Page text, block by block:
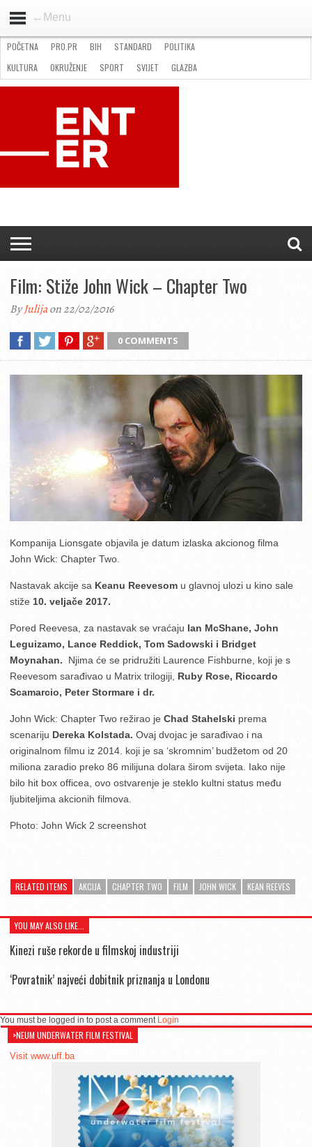
←Menu
STANDARD
GOSPODARSTVO
OKRUŽENJE
POČETNA PRO.PR BIH STANDARD
POLITIKA
KULTURA
OKRUŽENJE SPORT SVIJET
GLAZBA
NATJEČAJI
FILMING LOCATION IN BH KONTAKT
Film: Stiže John Wick – Chapter Two
ByJulijaon 22/02/2016
0 COMMENTS
Kompanija Lionsgate objavila je datum izlaska akcionog filma
John Wick: Chapter Two.
Nastavak akcije sa Keanu Reevesom u glavnoj ulozi u kino sale
stiže 10. veljače 2017.
Pored Reevesa, za nastavak se vraćaju Ian McShane, John
Leguizamo, Lance Reddick, Tom Sadowski i Bridget
Moynahan.
Njima će se pridružiti Laurence Fishburne, koji je s
Reevesom sarađivao u Matrix trilogiji, Ruby Rose, Riccardo
Scamarcio, Peter Stormare i dr.
John Wick: Chapter Two režirao je Chad Stahelski prema
scenariju Dereka Kolstada. Ovaj dvojac je sarađivao i na
originalnom filmu iz 2014. koji je sa ‘skromnim’ budžetom od 20
miliona zaradio preko 86 milijuna dolara širom svijeta. Iako nije
bilo hit box officea, ovo ostvarenje je steklo kultni status među
ljubiteljima akcionih filmova.
Photo: John Wick 2 screenshot
RELATED ITEMS AKCIJA CHAPTER TWO FILM JOHN WICK KEAN REEVES
YOU MAY ALSO LIKE...
Kinezi ruše rekorde u filmskoj industriji
‘Povratnik’ najveći dobitnik priznanja u Londonu
You must be logged in to post a comment Login
>NEUM UNDERWATER FILM FESTIVAL
Visit www.uff.ba